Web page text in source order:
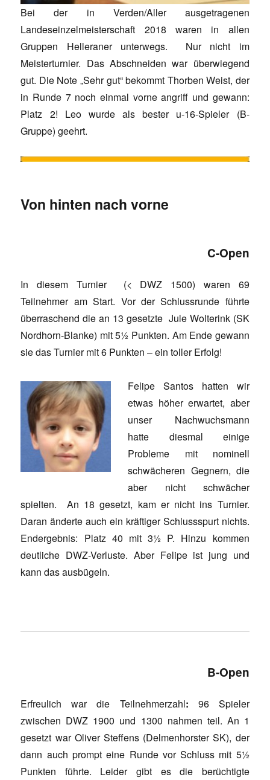
Bei der in Verden/Aller ausgetragenen
Landeseinzelmeisterschaft 2018 waren in allen
Gruppen Helleraner unterwegs. Nur nicht im
Meisterturnier. Das Abschneiden war überwiegend
gut. Die Note „Sehr gut“ bekommt Thorben Weist, der
in Runde 7 noch einmal vorne angriff und gewann:
Platz 2! Leo wurde als bester u-16-Spieler (B-
Gruppe) geehrt.
Von hinten nach vorne
C-Open
In diesem Turnier (< DWZ 1500) waren 69
Teilnehmer am Start. Vor der Schlussrunde führte
überraschend die an 13 gesetzte Jule Wolterink (SK
Nordhorn-Blanke) mit 5½ Punkten. Am Ende gewann
sie das Turnier mit 6 Punkten – ein toller Erfolg!
Felipe Santos hatten wir
etwas höher erwartet, aber
unser Nachwuchsmann
hatte diesmal einige
Probleme mit nominell
schwächeren Gegnern, die
aber nicht schwächer
spielten. An 18 gesetzt, kam er nicht ins Turnier.
Daran änderte auch ein kräftiger Schlussspurt nichts.
Endergebnis: Platz 40 mit 3½ P. Hinzu kommen
deutliche DWZ-Verluste. Aber Felipe ist jung und
kann das ausbügeln.
B-Open
Erfreulich war die Teilnehmerzahl: 96 Spieler
zwischen DWZ 1900 und 1300 nahmen teil. An 1
gesetzt war Oliver Steffens (Delmenhorster SK), der
dann auch prompt eine Runde vor Schluss mit 5½
Punkten führte. Leider gibt es die berüchtigte